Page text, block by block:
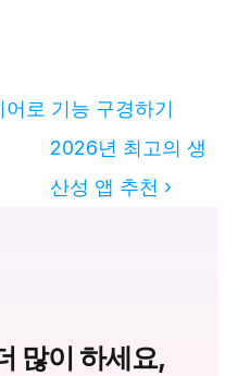
로 기능 구경하기
2026년 최고의 생
산성 앱 추천 ›
많이 하세요,